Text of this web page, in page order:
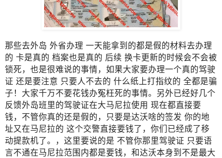
那些去外岛 外省办理 一天能拿到的都是假的材料去办理
的 卡是真的 档案也是真的 后续 换卡更新的时候会不会被
锁死，也是很难说的事情，如果大家要办理一个真的驾驶
证 还是要注意 只要人不去的 什么纸上打指纹的 全都是骗
子！大家千万不要花钱办冤枉死的事情。另外已经好几个
反馈外岛班里的驾驶证在大马尼拉使用 现在都直接要
钱，不管你真的还是假的，只要是达沃啥的签发 你的地
址又在马尼拉的 这个交警直接要钱了，你们已经成了移
动提款机了。，这里要说的是 不管你那里驾驶证 只要语
言不通在马尼拉范围内都是要钱，和达沃本身到不是最大